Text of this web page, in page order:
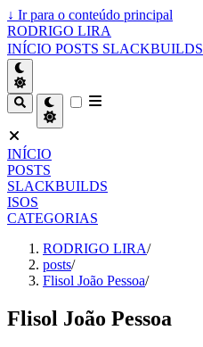
↓ Ir para o conteúdo principal
RODRIGO LIRA
INÍCIO POSTS SLACKBUILDS
INÍCIO
POSTS
SLACKBUILDS
ISOS
CATEGORIAS
RODRIGO LIRA/
posts/
Flisol João Pessoa/
Flisol João Pessoa